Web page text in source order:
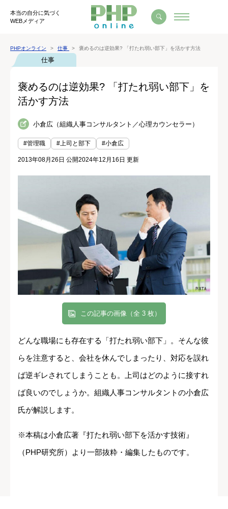
本当の自分に気づく
WEBメディア
PHPオンライン 仕事 褒めるのは逆効果? 「打たれ弱い部下」を活かす方法
仕事
褒めるのは逆効果? 「打たれ弱い部下」を
活かす方法
小倉広（組織人事コンサルタント／心理カウンセラー）
#管理職 #上司と部下 #小倉広
2013年08月26日 公開2024年12月16日 更新
この記事の画像（全 3 枚）
どんな職場にも存在する「打たれ弱い部下」。そんな彼
らを注意すると、会社を休んでしまったり、対応を誤れ
ば逆ギレされてしまうことも。上司はどのように接すれ
ば良いのでしょうか。組織人事コンサルタントの小倉広
氏が解説します。
※本稿は小倉広著『打たれ弱い部下を活かす技術』
（PHP研究所）より一部抜粋・編集したものです。